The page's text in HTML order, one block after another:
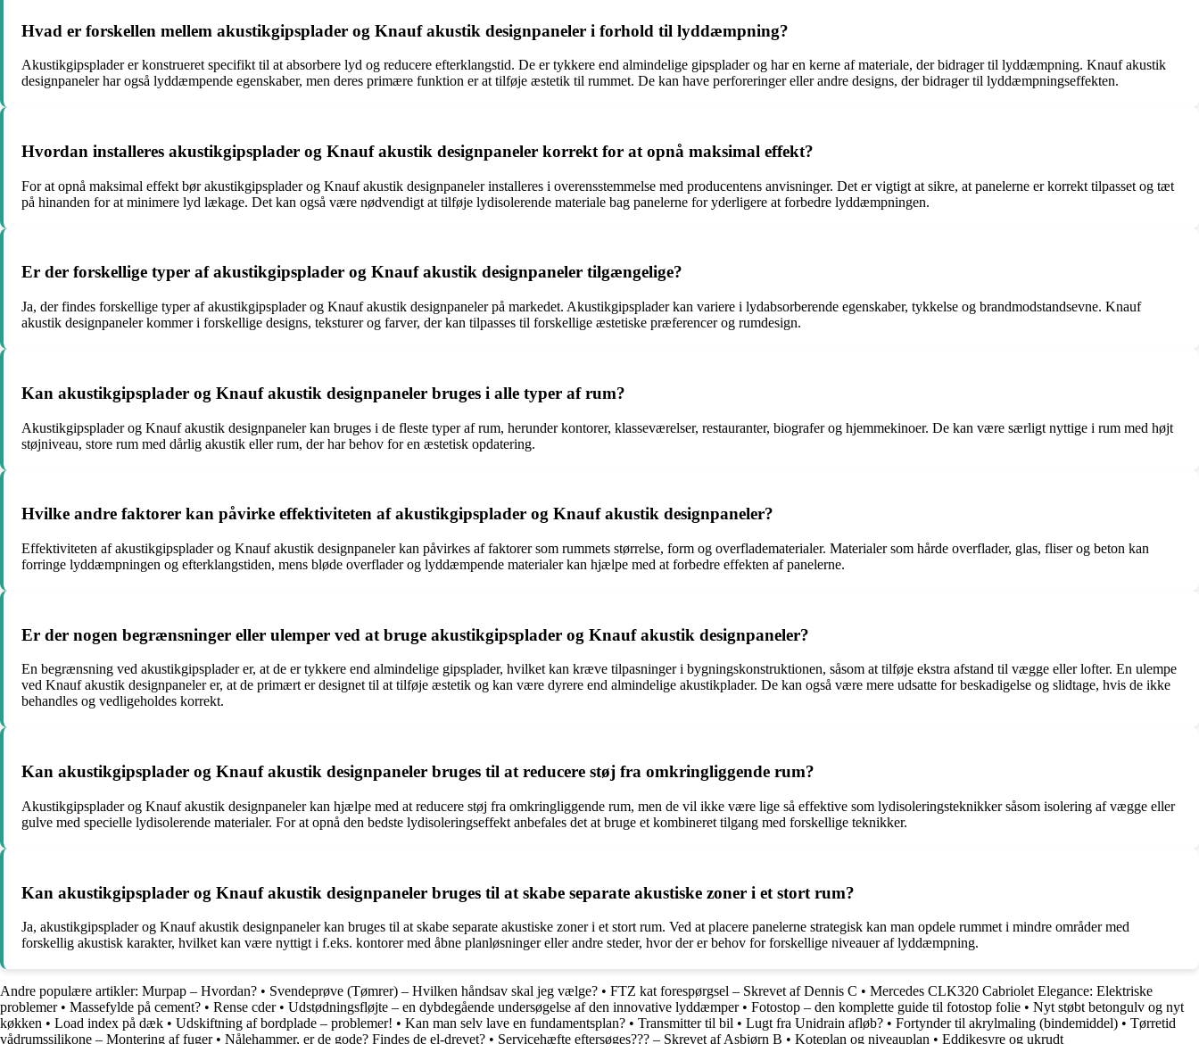
Hvad er forskellen mellem akustikgipsplader og Knauf akustik designpaneler i forhold til lyddæmpning?
Akustikgipsplader er konstrueret specifikt til at absorbere lyd og reducere efterklangstid. De er tykkere end almindelige gipsplader og har en kerne af materiale, der bidrager til lyddæmpning. Knauf akustik
designpaneler har også lyddæmpende egenskaber, men deres primære funktion er at tilføje æstetik til rummet. De kan have perforeringer eller andre designs, der bidrager til lyddæmpningseffekten.
Hvordan installeres akustikgipsplader og Knauf akustik designpaneler korrekt for at opnå maksimal effekt?
For at opnå maksimal effekt bør akustikgipsplader og Knauf akustik designpaneler installeres i overensstemmelse med producentens anvisninger. Det er vigtigt at sikre, at panelerne er korrekt tilpasset og tæt
på hinanden for at minimere lyd lækage. Det kan også være nødvendigt at tilføje lydisolerende materiale bag panelerne for yderligere at forbedre lyddæmpningen.
Er der forskellige typer af akustikgipsplader og Knauf akustik designpaneler tilgængelige?
Ja, der findes forskellige typer af akustikgipsplader og Knauf akustik designpaneler på markedet. Akustikgipsplader kan variere i lydabsorberende egenskaber, tykkelse og brandmodstandsevne. Knauf
akustik designpaneler kommer i forskellige designs, teksturer og farver, der kan tilpasses til forskellige æstetiske præferencer og rumdesign.
Kan akustikgipsplader og Knauf akustik designpaneler bruges i alle typer af rum?
Akustikgipsplader og Knauf akustik designpaneler kan bruges i de fleste typer af rum, herunder kontorer, klasseværelser, restauranter, biografer og hjemmekinoer. De kan være særligt nyttige i rum med højt
støjniveau, store rum med dårlig akustik eller rum, der har behov for en æstetisk opdatering.
Hvilke andre faktorer kan påvirke effektiviteten af akustikgipsplader og Knauf akustik designpaneler?
Effektiviteten af akustikgipsplader og Knauf akustik designpaneler kan påvirkes af faktorer som rummets størrelse, form og overfladematerialer. Materialer som hårde overflader, glas, fliser og beton kan
forringe lyddæmpningen og efterklangstiden, mens bløde overflader og lyddæmpende materialer kan hjælpe med at forbedre effekten af panelerne.
Er der nogen begrænsninger eller ulemper ved at bruge akustikgipsplader og Knauf akustik designpaneler?
En begrænsning ved akustikgipsplader er, at de er tykkere end almindelige gipsplader, hvilket kan kræve tilpasninger i bygningskonstruktionen, såsom at tilføje ekstra afstand til vægge eller lofter. En ulempe
ved Knauf akustik designpaneler er, at de primært er designet til at tilføje æstetik og kan være dyrere end almindelige akustikplader. De kan også være mere udsatte for beskadigelse og slidtage, hvis de ikke
behandles og vedligeholdes korrekt.
Kan akustikgipsplader og Knauf akustik designpaneler bruges til at reducere støj fra omkringliggende rum?
Akustikgipsplader og Knauf akustik designpaneler kan hjælpe med at reducere støj fra omkringliggende rum, men de vil ikke være lige så effektive som lydisoleringsteknikker såsom isolering af vægge eller
gulve med specielle lydisolerende materialer. For at opnå den bedste lydisoleringseffekt anbefales det at bruge et kombineret tilgang med forskellige teknikker.
Kan akustikgipsplader og Knauf akustik designpaneler bruges til at skabe separate akustiske zoner i et stort rum?
Ja, akustikgipsplader og Knauf akustik designpaneler kan bruges til at skabe separate akustiske zoner i et stort rum. Ved at placere panelerne strategisk kan man opdele rummet i mindre områder med
forskellig akustisk karakter, hvilket kan være nyttigt i f.eks. kontorer med åbne planløsninger eller andre steder, hvor der er behov for forskellige niveauer af lyddæmpning.
Andre populære artikler: Murpap – Hvordan? • Svendeprøve (Tømrer) – Hvilken håndsav skal jeg vælge? • FTZ kat forespørgsel – Skrevet af Dennis C • Mercedes CLK320 Cabriolet Elegance: Elektriske
problemer• Massefylde på cement? • Rense cder• Udstødningsfløjte – en dybdegående undersøgelse af den innovative lyddæmper• Fotostop – den komplette guide til fotostop folie • Nyt støbt betongulv og nyt
køkken • Load index på dæk • Udskiftning af bordplade – problemer! • Kan man selv lave en fundamentsplan? • Transmitter til bil • Lugt fra Unidrain afløb? • Fortynder til akrylmaling (bindemiddel) • Tørretid
vådrumssilikone – Montering af fuger• Nålehammer, er de gode? Findes de el-drevet? • Servicehæfte eftersøges??? – Skrevet af Asbjørn B • Koteplan og niveauplan • Eddikesyre og ukrudt